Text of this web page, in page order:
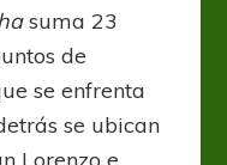
suma 23
de
se enfrenta
se ubican